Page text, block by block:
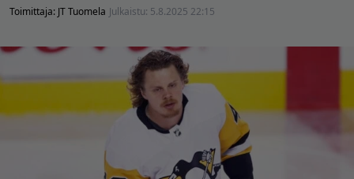
Toimittaja: JT Tuomela Julkaistu: 5.8.2025 22:15